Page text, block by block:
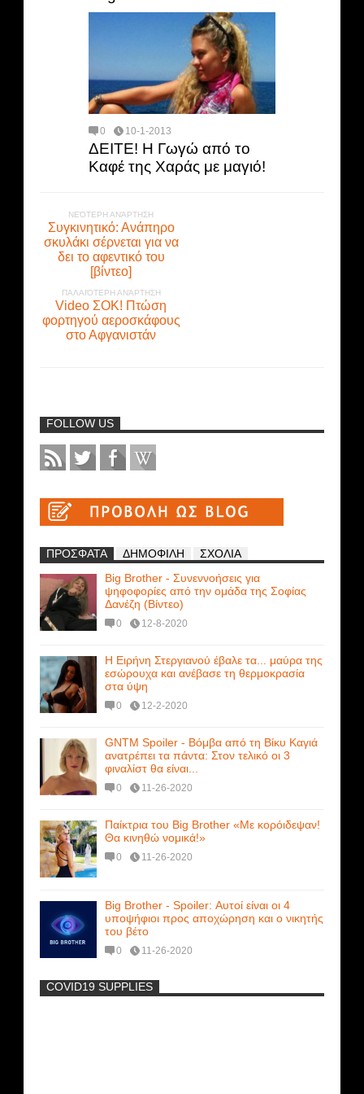
0 10-1-2013
ΔΕΙΤΕ! Η Γωγώ από το
Καφέ της Χαράς με μαγιό!
ΝΕΌΤΕΡΗ ΑΝΆΡΤΗΣΗ
Συγκινητικό: Ανάπηρο
σκυλάκι σέρνεται για να
δει το αφεντικό του
[βίντεο]
ΠΑΛΑΙΌΤΕΡΗ ΑΝΆΡΤΗΣΗ
Video ΣΟΚ! Πτώση
φορτηγού αεροσκάφους
στο Αφγανιστάν
FOLLOW US
ΠΡΟΣΦΑΤΑ ΔΗΜΟΦΙΛΗ
ΣΧΟΛΙΑ
Big Brother - Συνεννοήσεις για
ψηφοφορίες από την ομάδα της Σοφίας
Δανέζη (Βίντεο)
0 12-8-2020
Η Ειρήνη Στεργιανού έβαλε τα... μαύρα της
εσώρουχα και ανέβασε τη θερμοκρασία
στα ύψη
0 12-2-2020
GNTM Spoiler - Βόμβα από τη Βίκυ Καγιά
ανατρέπει τα πάντα: Στον τελικό οι 3
φιναλίστ θα είναι...
0 11-26-2020
Παίκτρια του Big Brother «Με κορόιδεψαν!
Θα κινηθώ νομικά!»
0 11-26-2020
Big Brother - Spoiler: Αυτοί είναι οι 4
υποψήφιοι προς αποχώρηση και ο νικητής
του βέτο
0 11-26-2020
-
COVID19 SUPPLIES